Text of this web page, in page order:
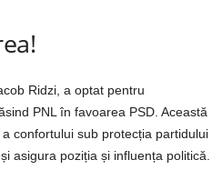
Ridzi, a optat pentru
PNL în favoarea PSD. Această
confortului sub protecția partidului
asigura poziția și influența politică.